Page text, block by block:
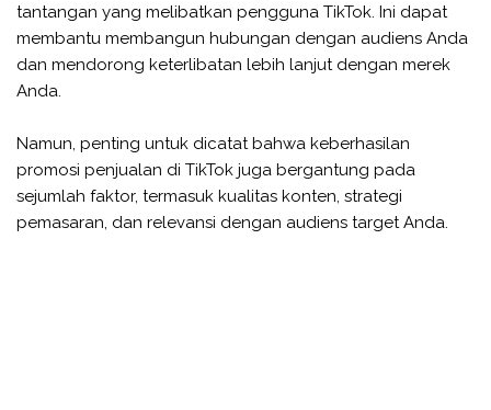
tantangan yang melibatkan pengguna TikTok. Ini dapat
membantu membangun hubungan dengan audiens Anda
dan mendorong keterlibatan lebih lanjut dengan merek
Anda.
Namun, penting untuk dicatat bahwa keberhasilan
promosi penjualan di TikTok juga bergantung pada
sejumlah faktor, termasuk kualitas konten, strategi
pemasaran, dan relevansi dengan audiens target Anda.